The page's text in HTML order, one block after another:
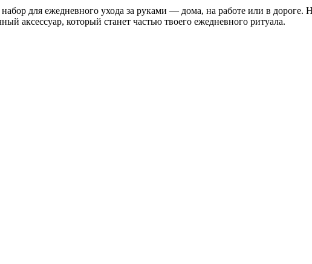
для ежедневного ухода за руками — дома, на работе или в дороге.
аксессуар, который станет частью твоего ежедневного ритуала.